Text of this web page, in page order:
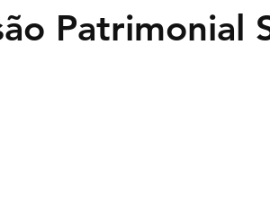
Patrimonial